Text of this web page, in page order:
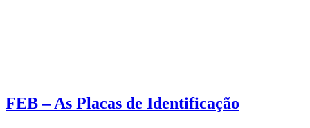
FEB – As Placas de Identificação